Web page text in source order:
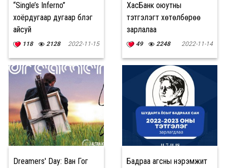
“Single’s Inferno”
хоёрдугаар дугаар бүлэг
айсуй
118 2128 2022-11-15
ХасБанк оюутны
тэтгэлэгт хөтөлбөрөө
зарлалаа
49 2248 2022-11-14
Dreamers' Day: Ван Гог
Бадраа агсны нэрэмжит